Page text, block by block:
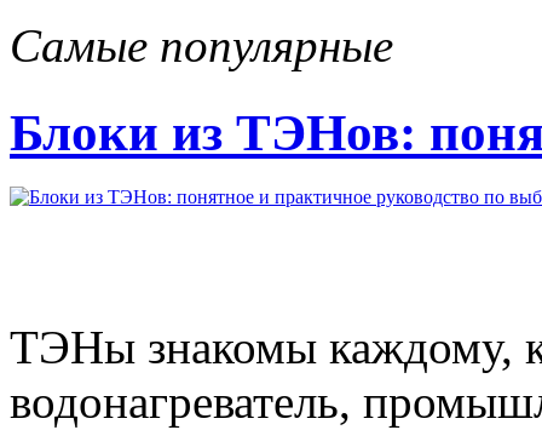
Самые популярные
Блоки из ТЭНов:
ТЭНы знакомы каждому,
водонагреватель,